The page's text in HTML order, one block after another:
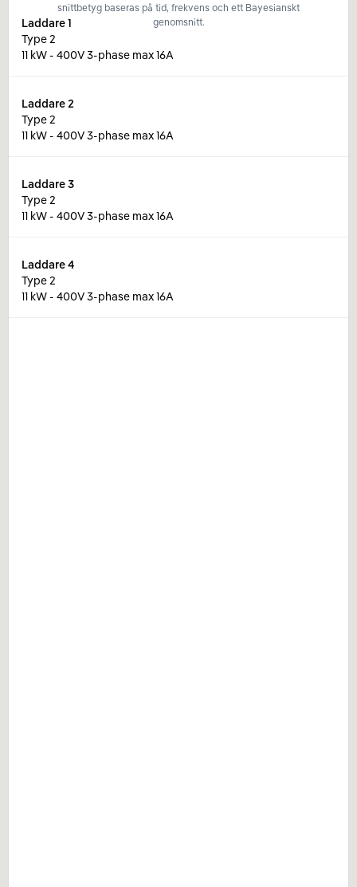
snittbetyg baseras på tid, frekvens och ett Bayesianskt
genomsnitt.
Laddare1
Type 2
11 kW - 400V 3-phase max 16A
Laddare2
Type 2
11 kW - 400V 3-phase max 16A
Laddare3
Type 2
11 kW - 400V 3-phase max 16A
Laddare4
Type 2
11 kW - 400V 3-phase max 16A